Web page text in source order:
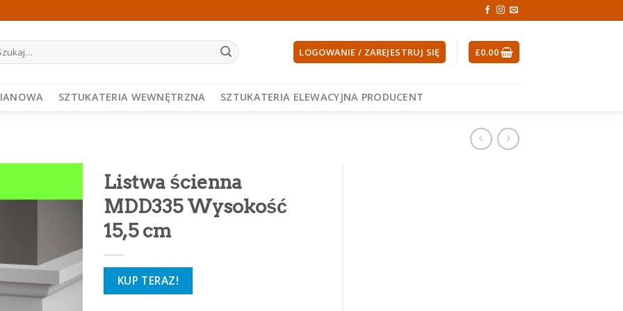
LOGOWANIE / ZAREJESTRUJ SIĘ £0.00
SZTUKATERIA WEWNĘTRZNA SZTUKATERIA ELEWACYJNA PRODUCENT
Listwa ścienna
MDD335 Wysokość
15,5 cm
KUP TERAZ!